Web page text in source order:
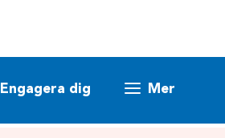
Engagera dig Mer